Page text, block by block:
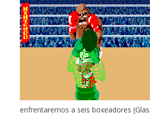
enfrentaremos a seis boxeadores